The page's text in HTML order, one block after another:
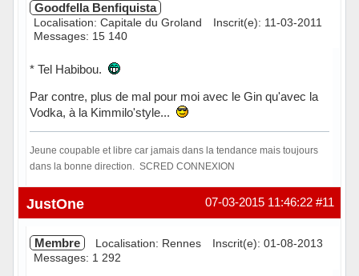
Goodfella Benfiquista
Localisation: Capitale du Groland
Inscrit(e): 11-03-2011
Messages: 15 140
* Tel Habibou.
Par contre, plus de mal pour moi avec le Gin qu'avec la
Vodka, à la Kimmilo'style...
Jeune coupable et libre car jamais dans la tendance mais toujours
dans la bonne direction. SCRED CONNEXION
Hors ligne #11
07-03-2015 11:46:22
JustOne
Membre Localisation: Rennes
Inscrit(e): 01-08-2013
Messages: 1 292